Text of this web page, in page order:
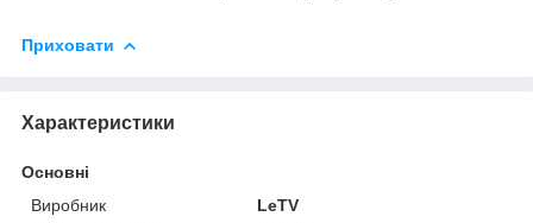
Приховати
Характеристики
Основні
Виробник
LeTV